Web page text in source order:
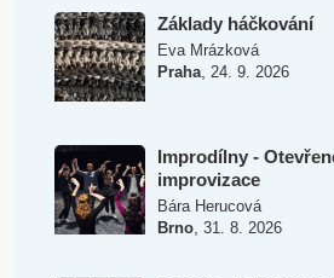
Základy háčkování
Eva Mrázková
Praha, 24. 9. 2026
Improdílny -
improvizace
Bára Herucová
Brno, 31. 8. 2026